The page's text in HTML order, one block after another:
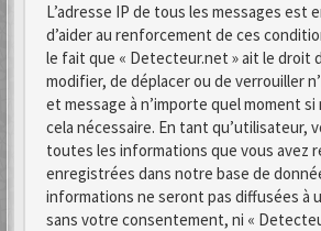
L’adresse IP de tous les messages est
d’aider au renforcement de ces
le fait que « Detecteur.net » ait le droit
modifier, de déplacer ou de verrouiller
et message à n’importe quel moment
cela nécessaire. En tant qu’utilisateur,
toutes les informations que vous avez
enregistrées dans notre base de
informations ne seront pas diffusées à
sans votre consentement, ni «